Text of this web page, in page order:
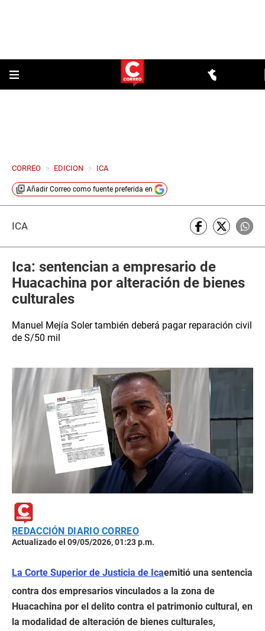
CORREO > EDICION > ICA
Añadir Correo como fuente preferida en
ICA
Ica: sentencian a empresario de
Huacachina por alteración de bienes
culturales
Manuel Mejía Soler también deberá pagar reparación civil
de S/50 mil
REDACCIÓN DIARIO CORREO
Actualizado el 09/05/2026, 01:23 p.m.
La Corte Superior de Justicia de Icaemitió una sentencia
contra dos empresarios vinculados a la zona de
Huacachina por el delito contra el patrimonio cultural, en
la modalidad de alteración de bienes culturales,